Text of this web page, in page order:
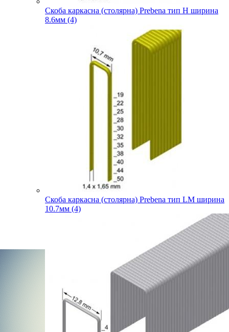
Скоба каркасна (столярна) Prebena тип H ширина
8.6мм (4)
Скоба каркасна (столярна) Prebena тип LM ширина
10.7мм (4)